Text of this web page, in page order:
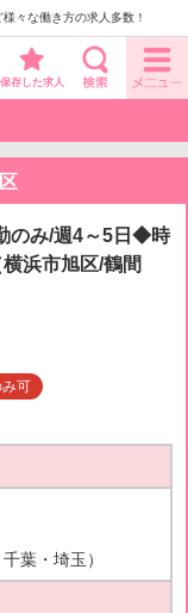
々な働き方の求人多数！
保存した求人
のみ/週4～5日◆時
浜市旭区/鶴間
み可
葉・埼玉）